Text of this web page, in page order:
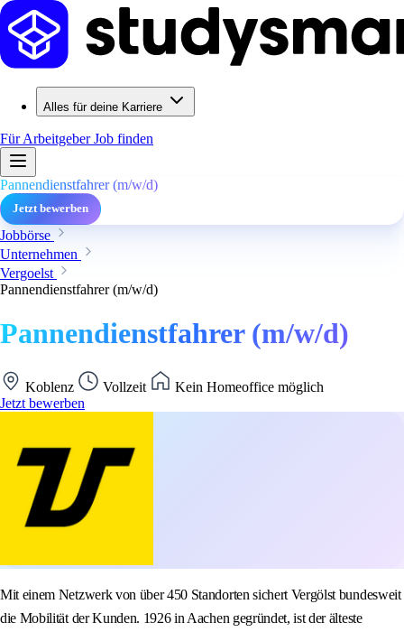
Alles für deine Karriere
Für ArbeitgeberJob finden
Pannendienstfahrer (m/w/d)
Jetzt bewerben
Jobbörse
Unternehmen
Vergoelst
Pannendienstfahrer (m/w/d)
Pannendienstfahrer (m/w/d)
Koblenz Vollzeit
Kein Homeoffice möglich
Jetzt bewerben
Mit einem Netzwerk von über 450 Standorten sichert Vergölst bundesweit
die Mobilität der Kunden. 1926 in Aachen gegründet, ist der älteste